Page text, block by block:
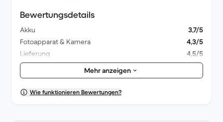
Bewertungsdetails
Akku
3,7/5
Fotoapparat & Kamera
4,3/5
Lieferung
4,5/5
Zubehör
4,3/5
Verpackung
4,4/5
Gesamteindruck
Mehr anzeigen
Wie funktionieren Bewertungen?